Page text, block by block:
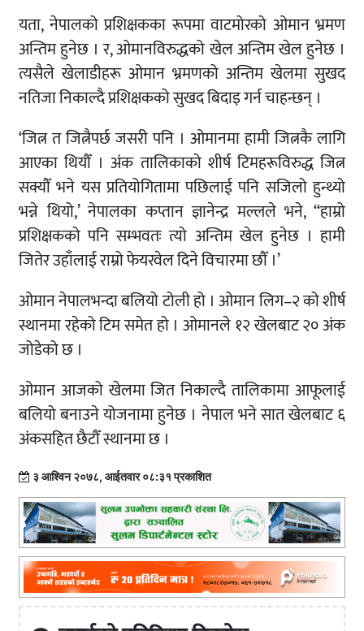
यता, नेपालको प्रशिक्षकका रूपमा वाटमोरको ओमान भ्रमण
अन्तिम हुनेछ । र, ओमानविरुद्धको खेल अन्तिम खेल हुनेछ ।
त्यसैले खेलाडीहरू ओमान भ्रमणको अन्तिम खेलमा सुखद
नतिजा निकाल्दै प्रशिक्षकको सुखद बिदाइ गर्न चाहन्छन् ।
‘जित्न त जित्नैपर्छ जसरी पनि । ओमानमा हामी जित्नकै लागि
आएका थियौँ । अंक तालिकाको शीर्ष टिमहरूविरुद्ध जित्न
सक्यौँ भने यस प्रतियोगितामा पछिलाई पनि सजिलो हुन्थ्यो
भन्ने थियो,’ नेपालका कप्तान ज्ञानेन्द्र मल्लले भने, ‘‘हाम्रो
प्रशिक्षकको पनि सम्भवतः त्यो अन्तिम खेल हुनेछ । हामी
जितेर उहाँलाई राम्रो फेयरवेल दिने विचारमा छौँ ।’
ओमान नेपालभन्दा बलियो टोली हो । ओमान लिग–२ को शीर्ष
स्थानमा रहेको टिम समेत हो । ओमानले १२ खेलबाट २० अंक
जोडेको छ ।
ओमान आजको खेलमा जित निकाल्दै तालिकामा आफूलाई
बलियो बनाउने योजनामा हुनेछ । नेपाल भने सात खेलबाट ६
अंकसहित छैटौँ स्थानमा छ ।
३ आश्विन २०७८, आईतवार ०८:३१ प्रकाशित